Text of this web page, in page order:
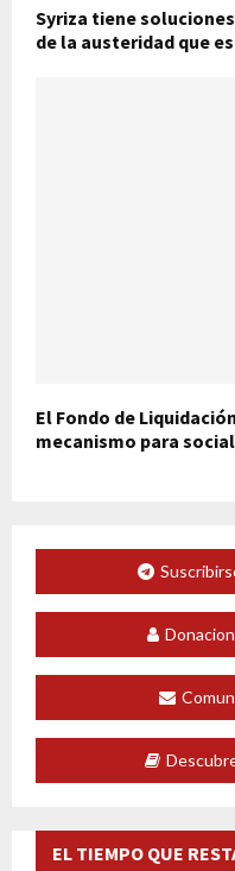
Syriza tiene
de la austeridad que
El Fondo de
mecanismo para
EL TIEMPO QUE